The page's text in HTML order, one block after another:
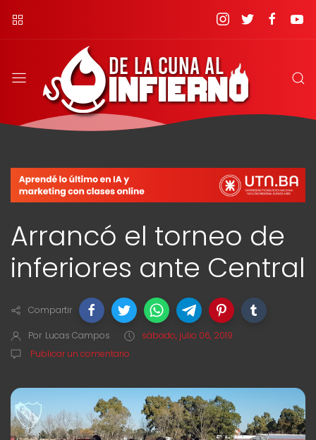
Arrancó el torneo de
inferiores ante Central
Compartir
Por Lucas Campos
sábado, julio 06, 2019
Publicar un comentario